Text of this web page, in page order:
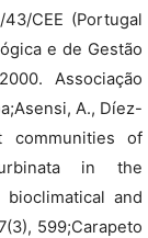
CEE (Portugal
e de Gestão
Associação
A., Díez-
communities of
in the
bioclimatical and
599;Carapeto